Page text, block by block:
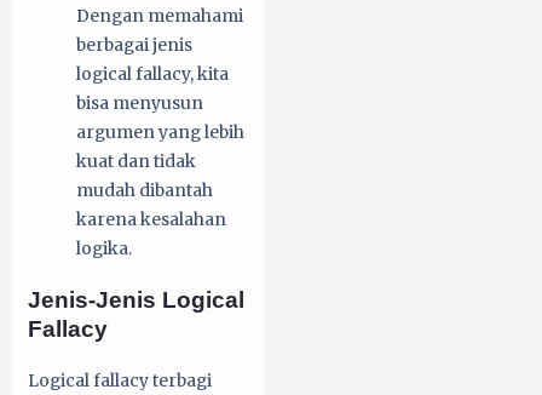
Dengan memahami
berbagai jenis
logical fallacy, kita
bisa menyusun
argumen yang lebih
kuat dan tidak
mudah dibantah
karena kesalahan
logika.
Jenis-Jenis Logical
Fallacy
Logical fallacy terbagi